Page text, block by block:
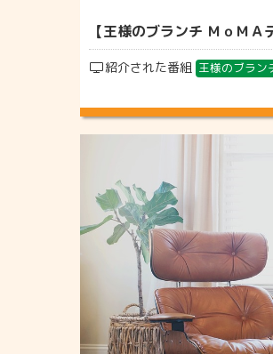
【王様のブランチ ＭｏＭ
紹介された番組 王様のブラン